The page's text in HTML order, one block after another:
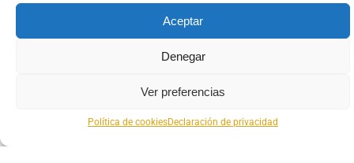
Aceptar
Denegar
Ver preferencias
Política de cookiesDeclaración de privacidad